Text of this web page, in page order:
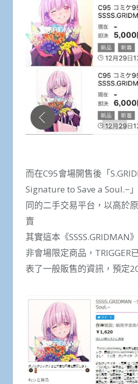
而在C95會場開售後「
Signature to Save a Soul.−
同的二手交易平台，以高於
賣
其實這本《SSSS.GRIDMAN
非會場限定商品，TRIGGER
表了一般販售的資訊，預定